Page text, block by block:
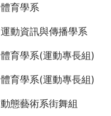
體育學系
運動資訊與傳播學系
體育學系(運動專長組)
體育學系(運動專長組)
動態藝術系街舞組